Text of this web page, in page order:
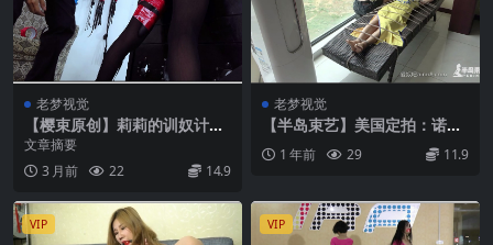
老梦视觉
【樱束原创】莉莉的训奴计划
第五天
文章摘要
3 月前
22 14.9
老梦视觉
【半岛束艺】美国定拍：诺米
1 年前 29 11.9
VIP VIP